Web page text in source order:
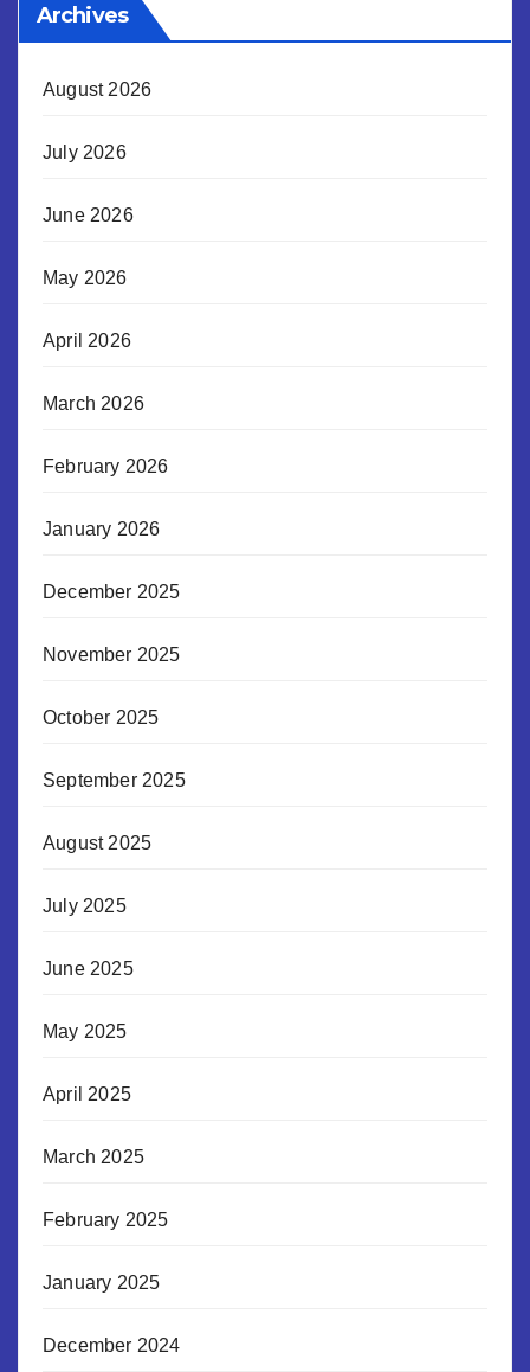
Archives
August 2026
July 2026
June 2026
May 2026
April 2026
March 2026
February 2026
January 2026
December 2025
November 2025
October 2025
September 2025
August 2025
July 2025
June 2025
May 2025
April 2025
March 2025
February 2025
January 2025
December 2024